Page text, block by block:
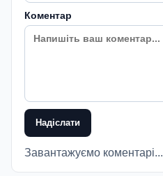
Коментар
Надіслати
Завантажуємо коментарі...